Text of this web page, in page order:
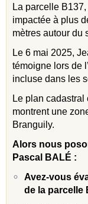
La parcelle
impactée à plus
mètres autour du
Le 6 mai 2025,
témoigne lors de
incluse dans les
Le plan cadastral
montrent une
Branguily.
Alors nous
Pascal BALÉ :
Avez-vous
de la parcelle